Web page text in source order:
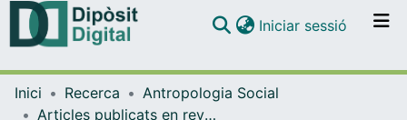
Navega per tot el DD
Iniciar sessió (current)
Inici Recerca
Antropologia Social
Articles publicats en revistes (Antropologia Social)